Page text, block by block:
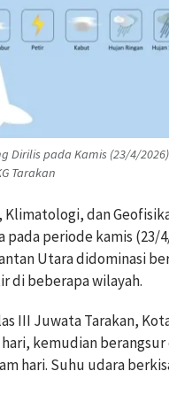
pada Kamis (23/4/
Tarakan
dan
periode kamis (23/
Utara didominasi
di beberapa wilayah.
III Juwata Tarakan,
kemudian berangsur
hari. Suhu udara